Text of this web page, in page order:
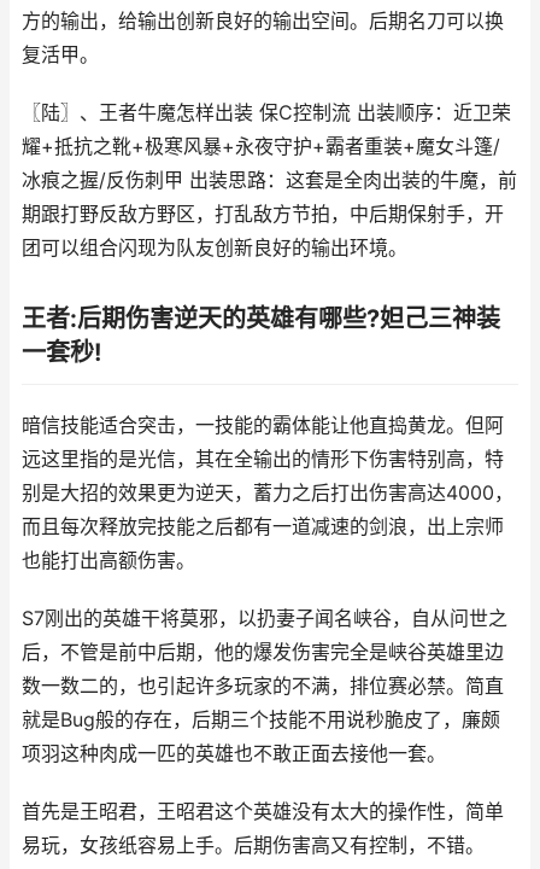
方的输出，给输出创新良好的输出空间。后期名刀可以换
复活甲。
〖陆〗、王者牛魔怎样出装 保C控制流 出装顺序：近卫荣
耀+抵抗之靴+极寒风暴+永夜守护+霸者重装+魔女斗篷/
冰痕之握/反伤刺甲 出装思路：这套是全肉出装的牛魔，前
期跟打野反敌方野区，打乱敌方节拍，中后期保射手，开
团可以组合闪现为队友创新良好的输出环境。
王者:后期伤害逆天的英雄有哪些?妲己三神装
一套秒!
暗信技能适合突击，一技能的霸体能让他直捣黄龙。但阿
远这里指的是光信，其在全输出的情形下伤害特别高，特
别是大招的效果更为逆天，蓄力之后打出伤害高达4000，
而且每次释放完技能之后都有一道减速的剑浪，出上宗师
也能打出高额伤害。
S7刚出的英雄干将莫邪，以扔妻子闻名峡谷，自从问世之
后，不管是前中后期，他的爆发伤害完全是峡谷英雄里边
数一数二的，也引起许多玩家的不满，排位赛必禁。简直
就是Bug般的存在，后期三个技能不用说秒脆皮了，廉颇
项羽这种肉成一匹的英雄也不敢正面去接他一套。
首先是王昭君，王昭君这个英雄没有太大的操作性，简单
易玩，女孩纸容易上手。后期伤害高又有控制，不错。